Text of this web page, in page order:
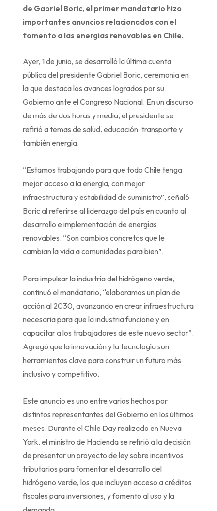
de Gabriel Boric, el primer mandatario hizo
importantes anuncios relacionados con el
fomento a las energías renovables en Chile.
Ayer, 1 de junio, se desarrolló la última cuenta
pública del presidente Gabriel Boric, ceremonia en
la que destaca los avances logrados por su
Gobierno ante el Congreso Nacional. En un discurso
de más de dos horas y media, el presidente se
refirió a temas de salud, educación, transporte y
también energía.
“Estamos trabajando para que todo Chile tenga
mejor acceso a la energía, con mejor
infraestructura y estabilidad de suministro”, señaló
Boric al referirse al liderazgo del país en cuanto al
desarrollo e implementación de energías
renovables. “Son cambios concretos que le
cambian la vida a comunidades para bien”.
Para impulsar la industria del hidrógeno verde,
continuó el mandatario, “elaboramos un plan de
acción al 2030, avanzando en crear infraestructura
necesaria para que la industria funcione y en
capacitar a los trabajadores de este nuevo sector”.
Agregó que la innovación y la tecnología son
herramientas clave para construir un futuro más
inclusivo y competitivo.
Este anuncio es uno entre varios hechos por
distintos representantes del Gobierno en los últimos
meses. Durante el Chile Day realizado en Nueva
York, el ministro de Hacienda se refirió a la decisión
de presentar un proyecto de ley sobre incentivos
tributarios para fomentar el desarrollo del
hidrógeno verde, los que incluyen acceso a créditos
fiscales para inversiones, y fomento al uso y la